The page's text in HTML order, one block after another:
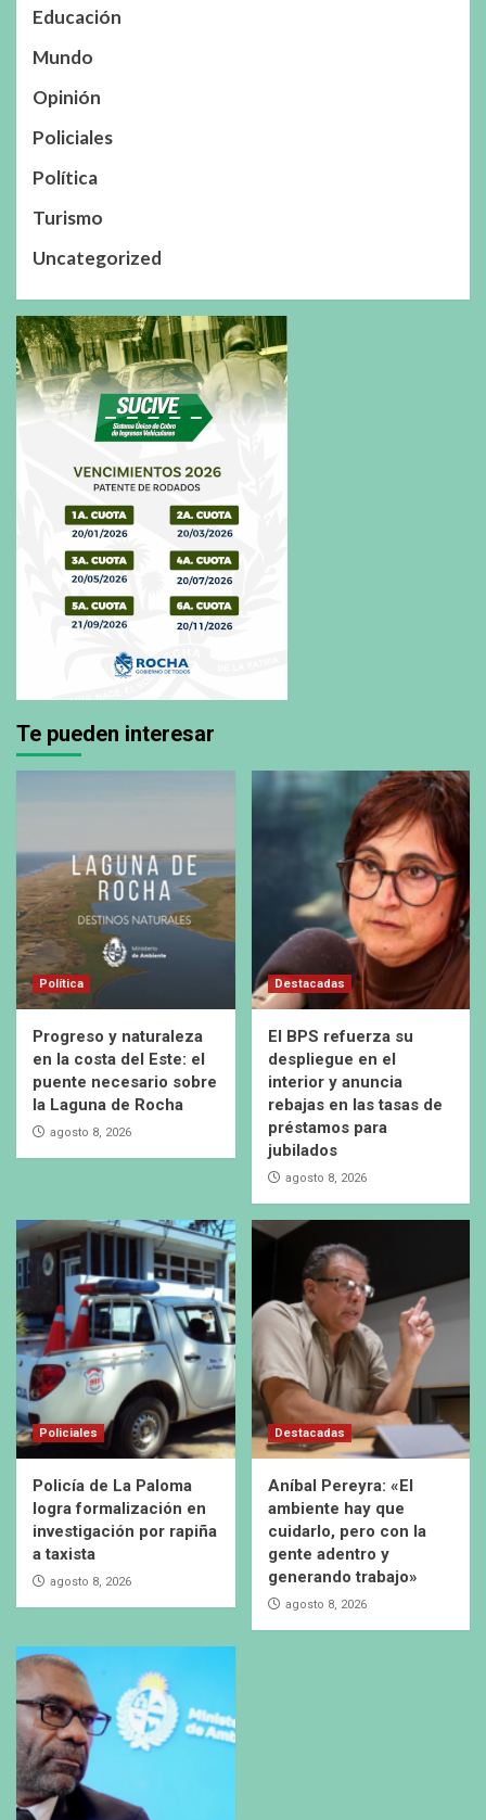
Educación
Mundo
Opinión
Policiales
Política
Turismo
Uncategorized
Te pueden interesar
Política
Progreso y naturaleza
en la costa del Este: el
puente necesario sobre
la Laguna de Rocha
agosto 8, 2026
Destacadas
El BPS refuerza su
despliegue en el
interior y anuncia
rebajas en las tasas de
préstamos para
jubilados
agosto 8, 2026
Policiales
Policía de La Paloma
logra formalización en
investigación por rapiña
a taxista
agosto 8, 2026
Destacadas
Aníbal Pereyra: «El
ambiente hay que
cuidarlo, pero con la
gente adentro y
generando trabajo»
agosto 8, 2026